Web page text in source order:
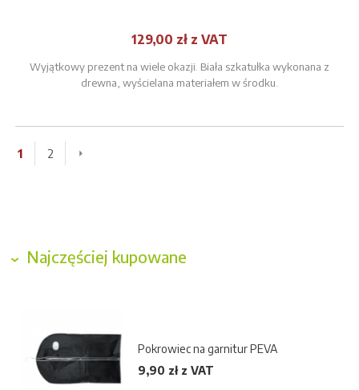
129,00 zł z VAT
Wyjątkowy prezent na wiele okazji. Biała szkatułka wykonana z
drewna, wyścielana materiałem w środku.
1
2
Najczęściej kupowane
Pokrowiec na garnitur PEVA
9,90 zł z VAT